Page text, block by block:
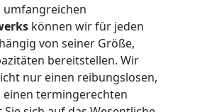
umfangreichen
können wir für jeden
von seiner Größe,
bereitstellen. Wir
nur einen reibungslosen,
termingerechten